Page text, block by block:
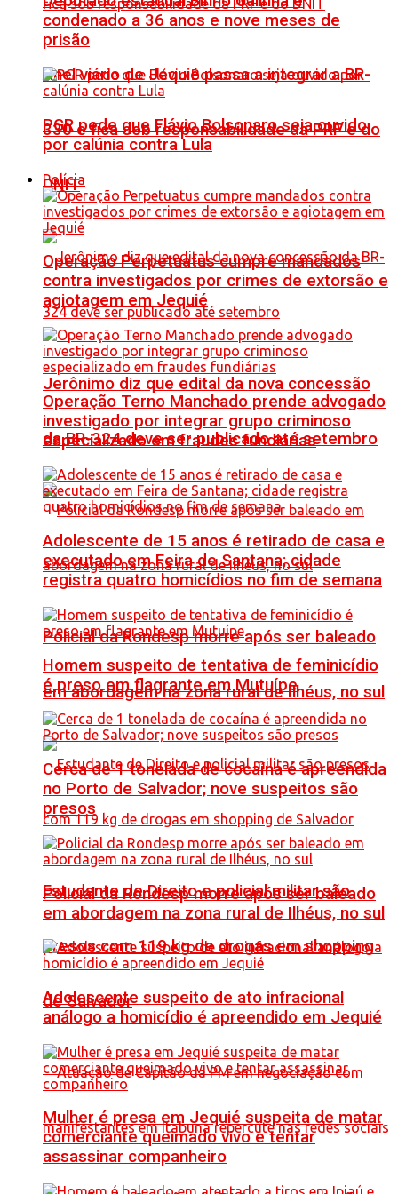
Anel viário de Jequié passa a integrar a BR-
330 e fica sob responsabilidade da PRF e do
DNIT
Jerônimo diz que edital da nova concessão
da BR-324 deve ser publicado até setembro
Policial da Rondesp morre após ser baleado
em abordagem na zona rural de Ilhéus, no sul
Estudante de Direito e policial militar são
presos com 119 kg de drogas em shopping
de Salvador
condenado a 36 anos e nove meses de
prisão
PGR pede que Flávio Bolsonaro seja ouvido
por calúnia contra Lula
Polícia
Operação Perpetuatus cumpre mandados
contra investigados por crimes de extorsão e
agiotagem em Jequié
Operação Terno Manchado prende advogado
investigado por integrar grupo criminoso
especializado em fraudes fundiárias
Adolescente de 15 anos é retirado de casa e
executado em Feira de Santana; cidade
registra quatro homicídios no fim de semana
Homem suspeito de tentativa de feminicídio
é preso em flagrante em Mutuípe
Cerca de 1 tonelada de cocaína é apreendida
no Porto de Salvador; nove suspeitos são
presos
Policial da Rondesp morre após ser baleado
em abordagem na zona rural de Ilhéus, no sul
Adolescente suspeito de ato infracional
análogo a homicídio é apreendido em Jequié
Mulher é presa em Jequié suspeita de matar
comerciante queimado vivo e tentar
assassinar companheiro